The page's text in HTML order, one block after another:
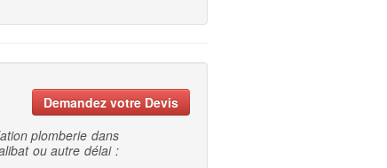
Demandez votre Devis
plomberie dans
ou autre délai :